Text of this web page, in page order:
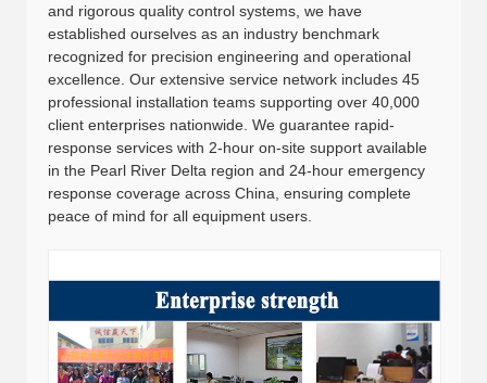
and rigorous quality control systems, we have
established ourselves as an industry benchmark
recognized for precision engineering and operational
excellence. Our extensive service network includes 45
professional installation teams supporting over 40,000
client enterprises nationwide. We guarantee rapid-
response services with 2-hour on-site support available
in the Pearl River Delta region and 24-hour emergency
response coverage across China, ensuring complete
peace of mind for all equipment users.